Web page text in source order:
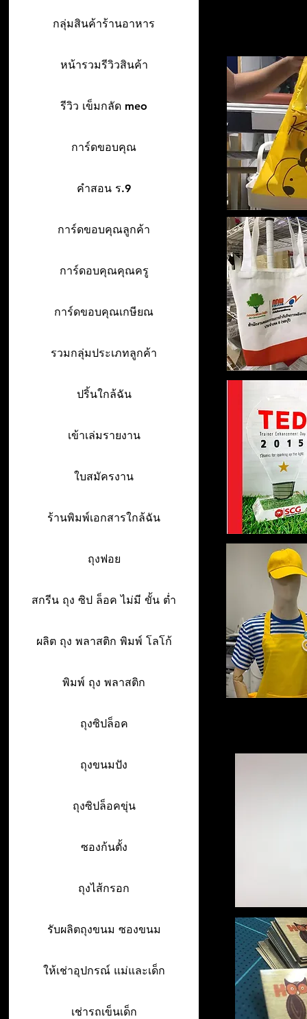
กลุ่มสินค้าร้านอาหาร
หน้ารวมรีวิวสินค้า
รีวิว เข็มกลัด meo
การ์ดขอบคุณ
คำสอน ร.9
การ์ดขอบคุณลูกค้า
การ์ดอบคุณคุณครู
การ์ดขอบคุณเกษียณ
รวมกลุ่มประเภทลูกค้า
ปริ้นใกล้ฉัน
เข้าเล่มรายงาน
ใบสมัครงาน
ร้านพิมพ์เอกสารใกล้ฉัน
ถุงฟอย
สกรีน ถุง ซิป ล็อค ไม่มี ขั้น ต่ำ
ผลิต ถุง พลาสติก พิมพ์ โลโก้
พิมพ์ ถุง พลาสติก
ถุงซิปล็อค
ถุงขนมปัง
ถุงซิปล็อคขุ่น
ซองก้นตั้ง
ถุงไส้กรอก
รับผลิตถุงขนม ซองขนม
ให้เช่าอุปกรณ์ แม่และเด็ก
เช่ารถเข็นเด็ก